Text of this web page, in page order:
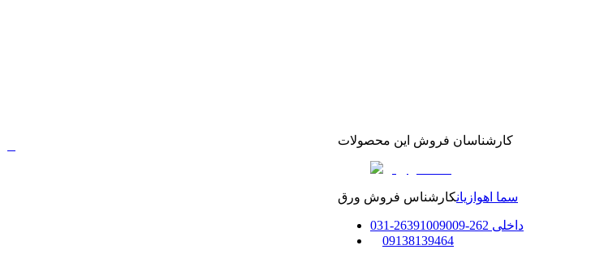
کارشناسان فروش این محصولات
سما اهوازیانکارشناس فروش ورق
داخلی 262-263
91009009
-
031
09138139464